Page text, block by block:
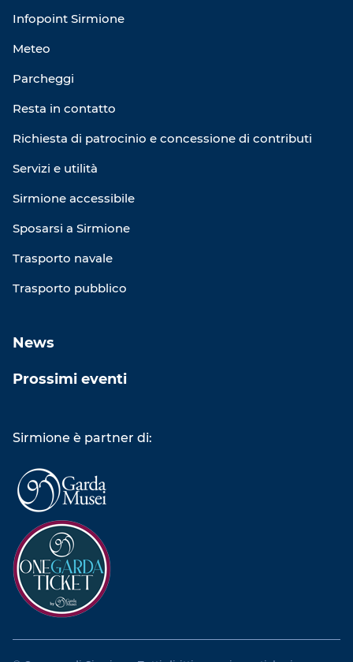
Infopoint Sirmione
Meteo
Parcheggi
Resta in contatto
Richiesta di patrocinio e concessione di contributi
Servizi e utilità
Sirmione accessibile
Sposarsi a Sirmione
Trasporto navale
Trasporto pubblico
News
Prossimi eventi
Sirmione è partner di: